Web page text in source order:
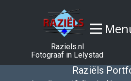
Raziels.nl
Fotograaf in Lelystad
Raziëls